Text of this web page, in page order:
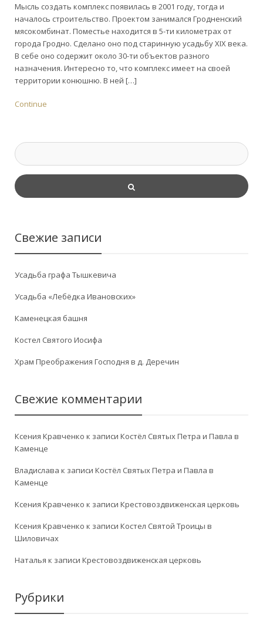
Мысль создать комплекс появилась в 2001 году, тогда и
началось строительство. Проектом занимался Гродненский
мясокомбинат. Поместье находится в 5-ти километрах от
города Гродно. Сделано оно под старинную усадьбу XIX века.
В себе оно содержит около 30-ти объектов разного
назначения. Интересно то, что комплекс имеет на своей
территории конюшню. В ней […]
Continue
Свежие записи
Усадьба графа Тышкевича
Усадьба «Лебёдка Ивановских»
Каменецкая башня
Костел Святого Иосифа
Храм Преображения Господня в д. Деречин
Свежие комментарии
Ксения Кравченко к записи Костёл Святых Петра и Павла в
Каменце
Владислава к записи Костёл Святых Петра и Павла в
Каменце
Ксения Кравченко к записи Крестовоздвиженская церковь
Ксения Кравченко к записи Костел Святой Троицы в
Шиловичах
Наталья к записи Крестовоздвиженская церковь
Рубрики